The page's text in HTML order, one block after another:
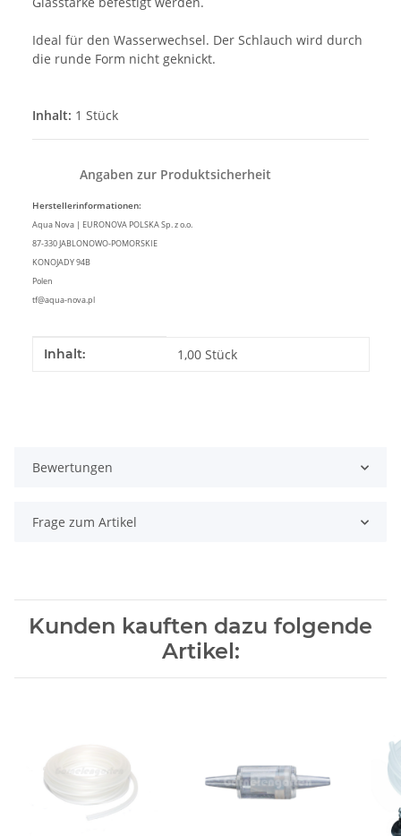
Ideal für den Wasserwechsel. Der Schlauch wird durch
die runde Form nicht geknickt.
Inhalt: 1 Stück
Angaben zur Produktsicherheit
Herstellerinformationen:
Aqua Nova | EURONOVA POLSKA Sp. z o.o.
87-330 JABLONOWO-POMORSKIE
KONOJADY 94B
Polen
tf@aqua-nova.pl
Produkteigenschaft
Wert
Inhalt: 1,00 Stück
Bewertungen
Frage zum Artikel
Kunden kauften dazu folgende
Artikel: